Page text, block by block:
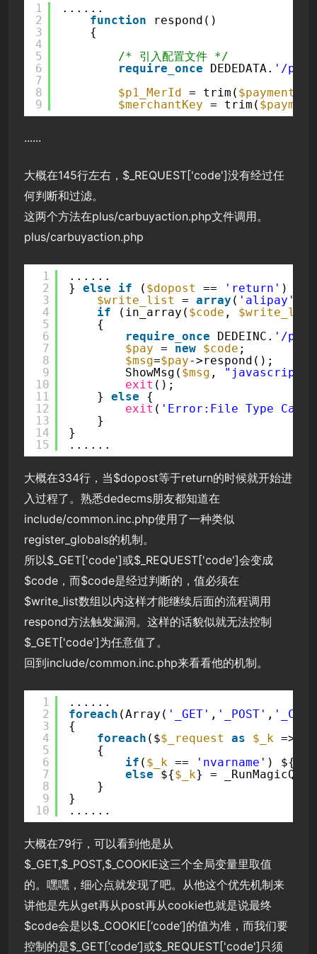
1
2
3
4
5
6
7
8
9
......
function
respond()
{
/* 引入配置文件 */
require_once
DEDEDATA. '/
$p1_MerId = trim( $payment
$merchantKey = trim( $payment
......
大概在145行左右，$_REQUEST['code']没有经过任
何判断和过滤。
这两个方法在plus/carbuyaction.php文件调用。
plus/carbuyaction.php
1
2
3
4
5
6
7
8
9
10
11
12
13
14
15
......
} else if ( $dopost == 'return' ) {
$write_list
= array ( 'alipay'
if
(in_array( $code , $write_list
{
require_once
DEDEINC. '/
$pay = new $code ;
$msg=$pay->respond();
ShowMsg( $msg ,
exit ();
} else
{
exit ( 'Error:File Type Can'
}
}
......
大概在334行，当$dopost等于return的时候就开始进
入过程了。熟悉dedecms朋友都知道在
include/common.inc.php使用了一种类似
register_globals的机制。
所以$_GET['code']或$_REQUEST['code']会变成
$code，而$code是经过判断的，值必须在
$write_list数组以内这样才能继续后面的流程调用
respond方法触发漏洞。这样的话貌似就无法控制
$_GET['code']为任意值了。
回到include/common.inc.php来看看他的机制。
1
2
3
4
5
6
7
8
9
10
......
foreach (Array( '_GET' , '_POST' ,
{
foreach ($$_request as $_k =>
{
if ( $_k == 'nvarname' ) ${
else
${$_k} =
}
}
......
大概在79行，可以看到他是从
$_GET,$_POST,$_COOKIE这三个全局变量里取值
的。嘿嘿，细心点就发现了吧。从他这个优先机制来
讲他是先从get再从post再从cookie也就是说最终
$code会是以$_COOKIE[‘code’]的值为准，而我们要
控制的是$_GET[‘code’]或$_REQUEST['code']只须